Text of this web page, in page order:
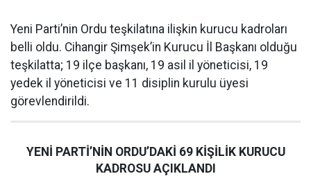
Yeni Parti’nin Ordu teşkilatına ilişkin kurucu kadroları
belli oldu. Cihangir Şimşek’in Kurucu İl Başkanı olduğu
teşkilatta; 19 ilçe başkanı, 19 asil il yöneticisi, 19
yedek il yöneticisi ve 11 disiplin kurulu üyesi
görevlendirildi.
YENİ PARTİ’NİN ORDU’DAKİ 69 KİŞİLİK KURUCU
KADROSU AÇIKLANDI